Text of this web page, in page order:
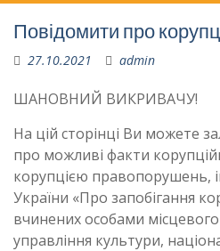
Повідомити про
27.10.2021 admin
ШАНОВНИЙ ВИКРИВАЧУ!
На цій сторінці Ви можете
про можливі факти
корупцією правопорушень,
України «Про запобігання
вчинених особами
управління культури,